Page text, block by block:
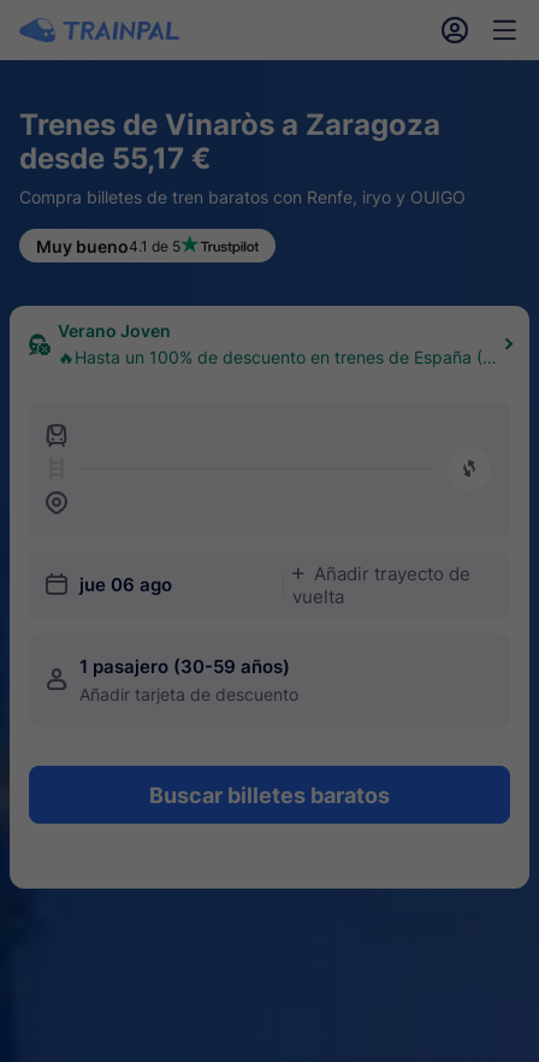
󱎓 󱒨
Trenes de Vinaròs a Zaragoza
desde 55,17 €
Compra billetes de tren baratos con Renfe, iryo y OUIGO
Muy bueno4.1 de 5
Verano Joven
🔥Hasta un 100% de descuento en trenes de España (1
󱍉
󰿠
󱒣
󱎗 jue 06 ago
󱅇
Añadir trayecto de
vuelta
󱍂 1 pasajero (30-59 años)
Añadir tarjeta de descuento
Buscar billetes baratos